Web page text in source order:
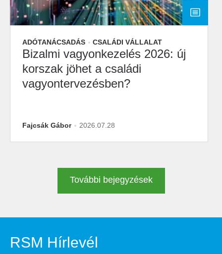
ADÓTANÁCSADÁS CSALÁDI VÁLLALAT
Bizalmi vagyonkezelés 2026: új
korszak jöhet a családi
vagyontervezésben?
Fajcsák Gábor 2026.07.28
További bejegyzések
RSM Hírlevél